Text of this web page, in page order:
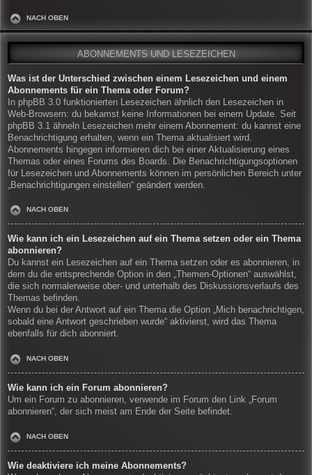
NACH OBEN
ABONNEMENTS UND LESEZEICHEN
Was ist der Unterschied zwischen einem Lesezeichen und einem
Abonnements für ein Thema oder Forum?
In phpBB 3.0 funktionierten Lesezeichen ähnlich den Lesezeichen in
Web-Browsern: du bekamst keine Informationen bei einem Update. Seit
phpBB 3.1 ähneln Lesezeichen mehr einem Abonnement: du kannst eine
Benachrichtigung erhalten, wenn ein Thema aktualisiert wird.
Abonnements hingegen informieren dich bei einer Aktualisierung eines
Themas oder eines Forums des Boards. Die Benachrichtigungsoptionen
für Lesezeichen und Abonnements können im persönlichen Bereich unter
„Benachrichtigungen einstellen“ geändert werden.
NACH OBEN
Wie kann ich ein Lesezeichen auf ein Thema setzen oder ein Thema
abonnieren?
Du kannst ein Lesezeichen auf ein Thema setzen oder es abonnieren, in
dem du die entsprechende Option in den „Themen-Optionen“ auswählst,
die sich normalerweise ober- und unterhalb des Diskussionsverlaufs des
Themas befinden.
Wenn du bei der Antwort auf ein Thema die Option „Mich benachrichtigen,
sobald eine Antwort geschrieben wurde“ aktivierst, wird das Thema
ebenfalls für dich abonniert.
NACH OBEN
Wie kann ich ein Forum abonnieren?
Um ein Forum zu abonnieren, verwende im Forum den Link „Forum
abonnieren“, der sich meist am Ende der Seite befindet.
NACH OBEN
Wie deaktiviere ich meine Abonnements?